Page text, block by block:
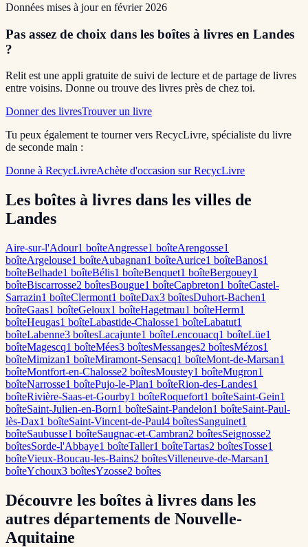
Données mises à jour en février 2026
Pas assez de choix dans les boîtes à livres en Landes
?
Relit est une appli gratuite de suivi de lecture et de partage de livres
entre voisins. Donne ou trouve des livres près de chez toi.
Donner des livresTrouver un livre
Tu peux également te tourner vers RecycLivre, spécialiste du livre
de seconde main :
Donne à RecycLivreAchète d'occasion sur RecycLivre
Les boîtes à livres dans les villes de
Landes
Aire-sur-l'Adour1 boîteAngresse1 boîteArengosse1
boîteArgelouse1 boîteAubagnan1 boîteAurice1 boîteBanos1
boîteBelhade1 boîteBélis1 boîteBenquet1 boîteBergouey1
boîteBiscarrosse2 boîtesBougue1 boîteCapbreton1 boîteCastel-
Sarrazin1 boîteClermont1 boîteDax3 boîtesDuhort-Bachen1
boîteGaas1 boîteGeloux1 boîteHagetmau1 boîteHerm1
boîteHeugas1 boîteLabastide-Chalosse1 boîteLabatut1
boîteLabenne3 boîtesLacajunte1 boîteLencouacq1 boîteLüe1
boîteMagescq1 boîteMées3 boîtesMessanges2 boîtesMézos1
boîteMimizan1 boîteMiramont-Sensacq1 boîteMont-de-Marsan1
boîteMontfort-en-Chalosse2 boîtesMoustey1 boîteMugron1
boîteNarrosse1 boîtePujo-le-Plan1 boîteRion-des-Landes1
boîteRivière-Saas-et-Gourby1 boîteRoquefort1 boîteSaint-Gein1
boîteSaint-Julien-en-Born1 boîteSaint-Pandelon1 boîteSaint-Paul-
lès-Dax1 boîteSaint-Vincent-de-Paul4 boîtesSanguinet1
boîteSaubusse1 boîteSaugnac-et-Cambran2 boîtesSeignosse2
boîtesSorde-l'Abbaye1 boîteTaller1 boîteTartas2 boîtesTosse1
boîteVieux-Boucau-les-Bains2 boîtesVilleneuve-de-Marsan1
boîteYchoux3 boîtesYzosse2 boîtes
Découvre les boîtes à livres dans les
autres départements de Nouvelle-
Aquitaine